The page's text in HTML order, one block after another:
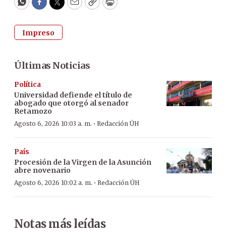
WhatsApp
Facebook
Twitter
EmailCopyPrint
Impreso
Últimas Noticias
Política
Universidad defiende el título de
abogado que otorgó al senador
Retamozo
Agosto 6, 2026 10:03 a. m. · Redacción ÚH
País
Procesión de la Virgen de la Asunción
abre novenario
Agosto 6, 2026 10:02 a. m. · Redacción ÚH
Notas más leídas